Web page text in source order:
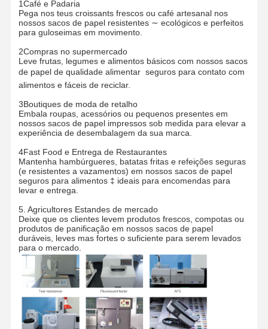
Início Produtos
Visita À
Fábrica
Controle De
Qualidade
Contacte-
Nos
Notícias
Casos
Solicite Um
Orçamento
Saco de papel reciclável
Sacos de papel de punho torcido
1Café e Padaria
Pega nos teus croissants frescos ou café artesanal nos
nossos sacos de papel resistentes ∼ ecológicos e perfeitos
para guloseimas em movimento.
2Compras no supermercado
Leve frutas, legumes e alimentos básicos com nossos sacos
de papel de qualidade alimentar  seguros para contato com
alimentos e fáceis de reciclar.
3Boutiques de moda de retalho
Embala roupas, acessórios ou pequenos presentes em
nossos sacos de papel impressos sob medida para elevar a
experiência de desembalagem da sua marca.
4Fast Food e Entrega de Restaurantes
Mantenha hambúrgueres, batatas fritas e refeições seguras
(e resistentes a vazamentos) em nossos sacos de papel
seguros para alimentos ‡ ideais para encomendas para
levar e entrega.
5. Agricultores Estandes de mercado
Deixe que os clientes levem produtos frescos, compotas ou
produtos de panificação em nossos sacos de papel
duráveis, leves mas fortes o suficiente para serem levados
para o mercado.